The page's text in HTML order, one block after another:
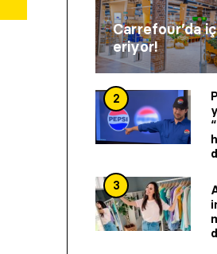
Carrefour’da
eriyor!
2
3